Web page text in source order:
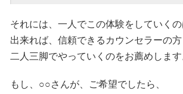
それには、一人でこの体験をしていくの
出来れば、信頼できるカウンセラーの方
二人三脚でやっていくのをお薦めします
もし、○○さんが、ご希望でしたら、